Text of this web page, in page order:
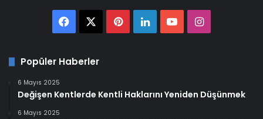
FacebookPinterest
LinkedInYouTubeInstagram
Popüler Haberler
6 Mayıs 2025
Değişen Kentlerde Kentli Haklarını Yeniden Düşünmek
6 Mayıs 2025